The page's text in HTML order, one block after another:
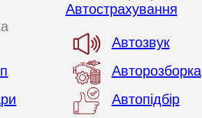
Автострахування
Автозвук
Авторозборка
Автопідбір